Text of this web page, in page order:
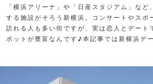
「横浜アリーナ」や「日産スタジアム」など
する施設がそろう新横浜。コンサートやスポ
訪れる人も多い街ですが、実は恋人とデート
ポットが豊富なんです♪本記事では新横浜デ